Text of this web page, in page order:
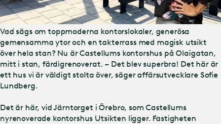
Vad sägs om toppmoderna kontorslokaler, generösa
gemensamma ytor och en takterrass med magisk utsikt
över hela stan? Nu är Castellums kontorshus på Olaigatan,
mitt i stan, färdigrenoverat. – Det blev superbra! Det här är
ett hus vi är väldigt stolta över, säger affärsutvecklare Sofie
Lundberg.
Det är här, vid Järntorget i Örebro, som Castellums
nyrenoverade kontorshus Utsikten ligger. Fastigheten